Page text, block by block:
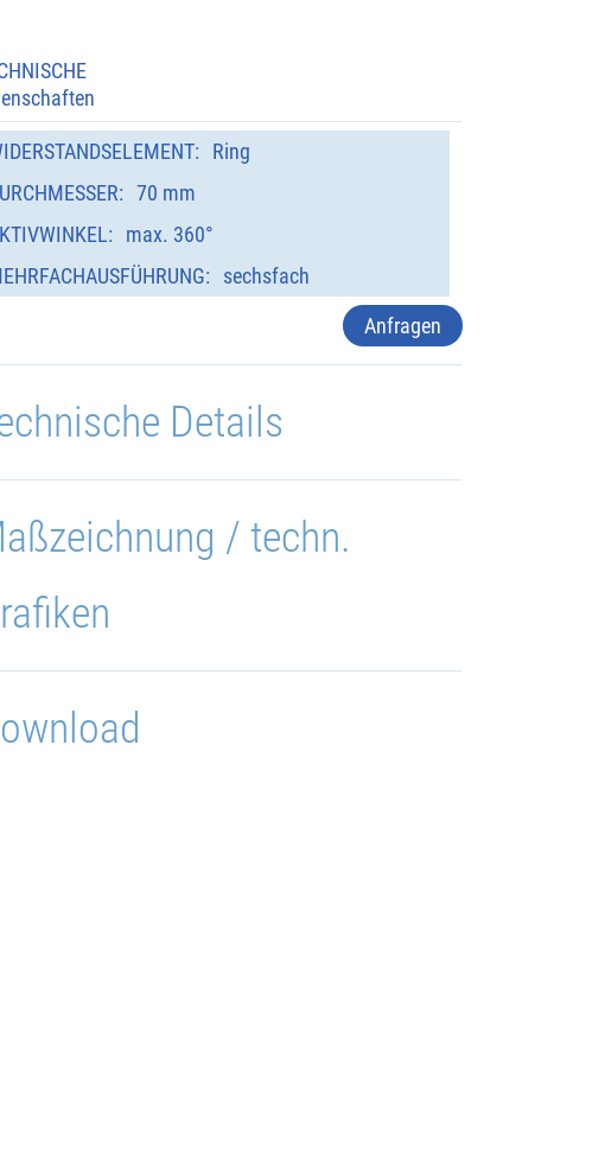
Ring
70 mm
max. 360°
sechsfach
Anfragen
Details
/ techn.